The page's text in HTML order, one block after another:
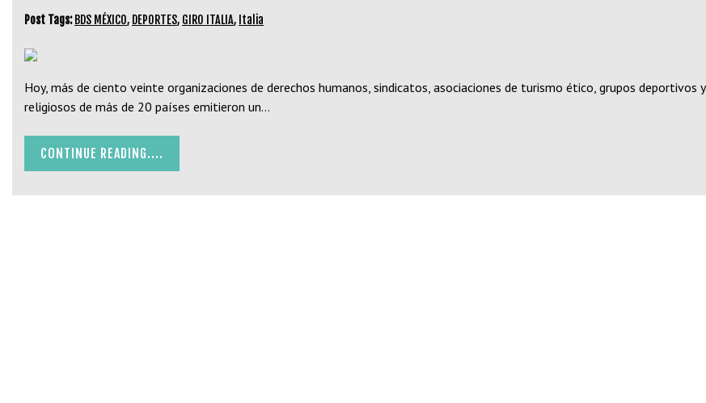
Post Tags: BDS MÉXICO, DEPORTES, GIRO ITALIA, Italia
Hoy, más de ciento veinte organizaciones de derechos humanos, sindicatos, asociaciones de turismo ético, grupos deportivos y
religiosos de más de 20 países emitieron un…
CONTINUE READING....